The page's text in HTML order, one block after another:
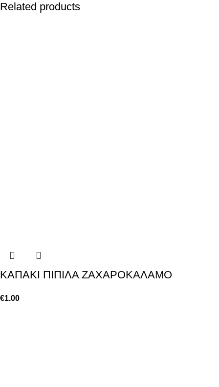
Related products
KAΠΑΚΙ ΠΙΠΙΛΑ ΖΑΧΑΡΟΚΑΛΑΜΟ
€1.00